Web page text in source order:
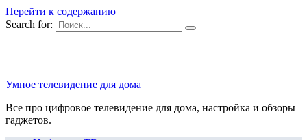
Перейти к содержанию
Search for:
Умное телевидение для дома
Все про цифровое телевидение для дома, настройка и обзоры
гаджетов.